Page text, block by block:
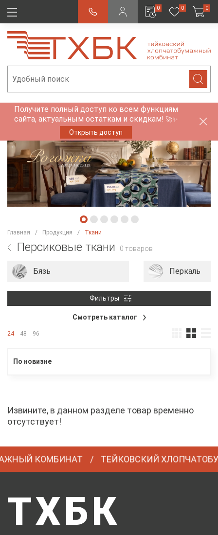
0 0 0
Получите полный доступ ко всем функциям
сайта, актуальным остаткам и скидкам! 🚀✨
Открыть доступ
Главная Продукция Ткани
Персиковые ткани 0 товаров
Бязь Перкаль
Фильтры
Смотреть каталог
24 48 96
По новизне
Извините, в данном разделе товар временно
отсутствует!
КОМБИНАТ ТЕЙКОВСКИЙ
ТХБК